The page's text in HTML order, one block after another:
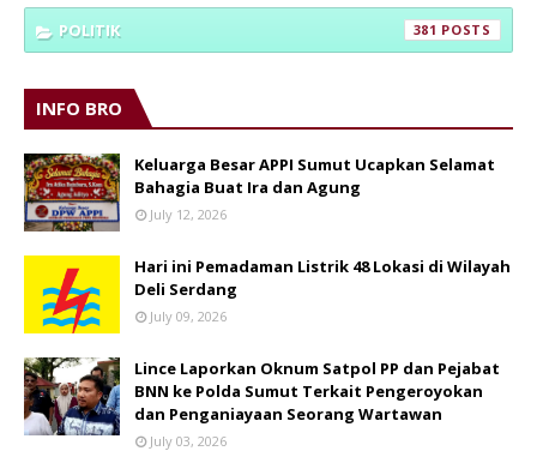
POLITIK 381
INFO BRO
Keluarga Besar APPI Sumut Ucapkan Selamat
Bahagia Buat Ira dan Agung
July 12, 2026
Hari ini Pemadaman Listrik 48 Lokasi di Wilayah
Deli Serdang
July 09, 2026
Lince Laporkan Oknum Satpol PP dan Pejabat
BNN ke Polda Sumut Terkait Pengeroyokan
dan Penganiayaan Seorang Wartawan
July 03, 2026